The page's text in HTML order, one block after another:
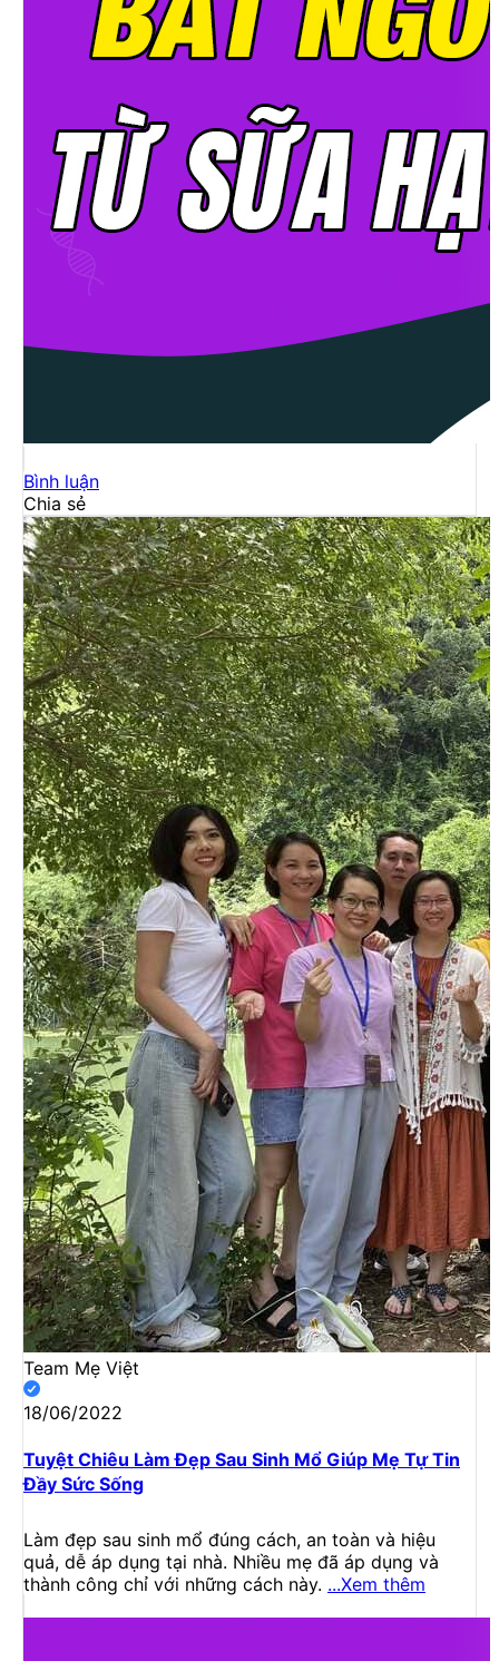
Bình luận
Chia sẻ
Team Mẹ Việt
18/06/2022
Tuyệt Chiêu Làm Đẹp Sau Sinh Mổ Giúp Mẹ Tự Tin
Đầy Sức Sống
Làm đẹp sau sinh mổ đúng cách, an toàn và hiệu
quả, dễ áp dụng tại nhà. Nhiều mẹ đã áp dụng và
thành công chỉ với những cách này. ...Xem thêm